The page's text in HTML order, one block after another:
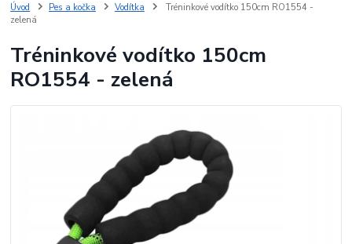
Úvod Pes a kočka Vodítka
Tréninkové vodítko 150cm RO1554 -
zelená
Tréninkové vodítko 150cm
RO1554 - zelená